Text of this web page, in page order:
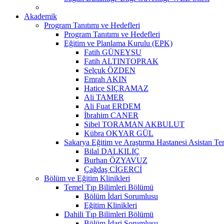
Akademik
Program Tanıtımı ve Hedefleri
Program Tanıtımı ve Hedefleri
Eğitim ve Planlama Kurulu (EPK)
Fatih GÜNEYSU
Fatih ALTINTOPRAK
Selçuk ÖZDEN
Emrah AKIN
Hatice SIÇRAMAZ
Ali TAMER
Ali Fuat ERDEM
İbrahim CANER
Sibel TORAMAN AKBULUT
Kübra OKYAR GÜL
Sakarya Eğitim ve Araştırma Hastanesi Asistan
Bilal DALKILIÇ
Burhan ÖZYAVUZ
Çağdaş CİGERCİ
Bölüm ve Eğitim Klinikleri
Temel Tıp Bilimleri Bölümü
Bölüm İdari Sorumlusu
Eğitim Klinikleri
Dahili Tıp Bilimleri Bölümü